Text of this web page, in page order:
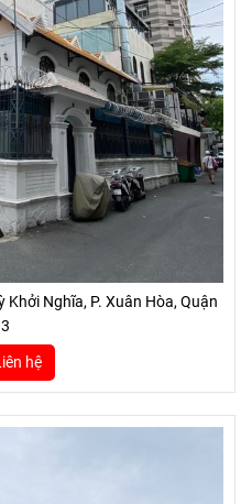
Nghĩa, P. Xuân Hòa, Quận
3
hệ